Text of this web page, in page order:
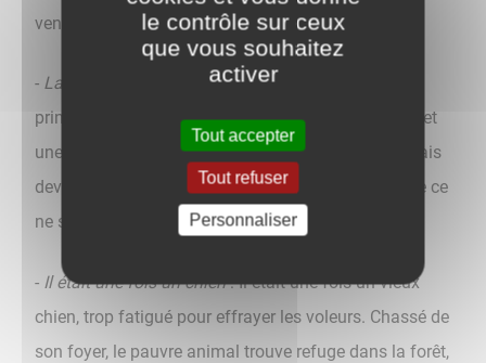
venger...
- La Princesse et l'Ogre
: Un temps admirable, une
princesse insupportable. Une clairière merveilleuse et
une grotte affreuse. Un ogre l'y invite à déjeuner, mais
devant sa beauté, se sent embarrassé. A moins que ce
ne soit l'inverse ?
- Il était une fois un chien: Il était une fois un vieux
chien, trop fatigué pour effrayer les voleurs. Chassé de
son foyer, le pauvre animal trouve refuge dans la forêt,
le contrôle sur ceux
que vous souhaitez
activer
Tout accepter
Tout refuser
Personnaliser